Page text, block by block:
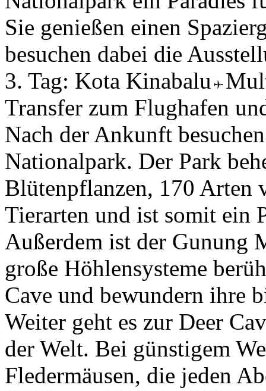
Sie genießen einen
besuchen dabei die
3. Tag: Kota Kinabalu
Transfer zum Flughafen
Nach der Ankunft
Nationalpark. Der Park
Blütenpflanzen, 170 Arten
Tierarten und ist somit ein
Außerdem ist der Gunung
große Höhlensysteme
Cave und bewundern ihre
Weiter geht es zur Deer
der Welt. Bei günstigem
Fledermäusen, die jeden